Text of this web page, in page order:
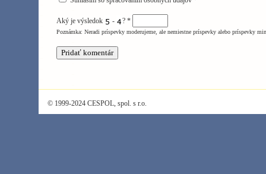
Aký je výsledok - ? *
Poznámka: Neradi príspevky moderujeme, ale nemiestne príspevky alebo príspevky
© 1999-2024 CESPOL, spol. s r.o.